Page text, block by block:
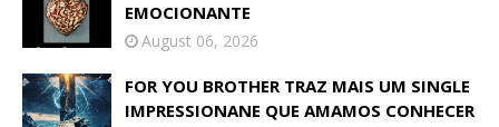
EMOCIONANTE
August 06, 2026
FOR YOU BROTHER TRAZ MAIS UM SINGLE
IMPRESSIONANE QUE AMAMOS CONHECER